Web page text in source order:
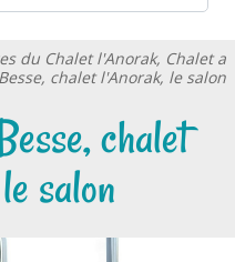
du Chalet l'Anorak, Chalet a
chalet l'Anorak, le salon
chalet
salon